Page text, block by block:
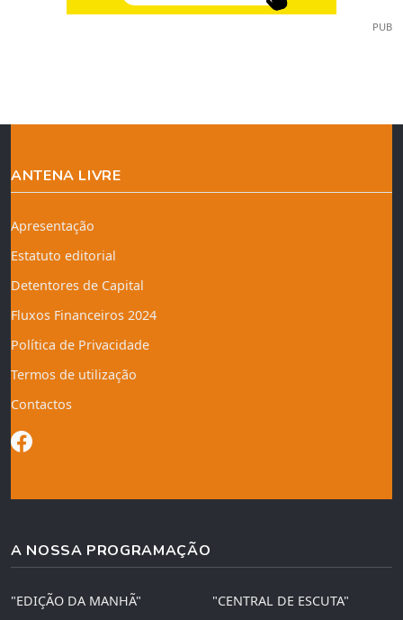
PUB
ANTENA LIVRE
Apresentação
Estatuto editorial
Detentores de Capital
Fluxos Financeiros 2024
Política de Privacidade
Termos de utilização
Contactos
A NOSSA PROGRAMAÇÃO
"EDIÇÃO DA MANHÃ" "CENTRAL DE ESCUTA"